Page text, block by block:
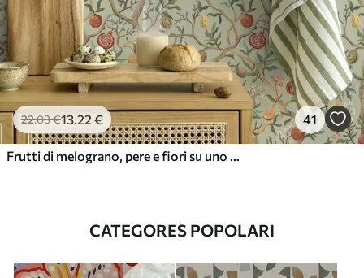
22.03€13.22 € 41
Frutti di melograno, pere e fiori su uno sfondo verde chiaro
CATEGORES POPOLARI